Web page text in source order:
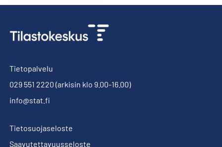
Tietopalvelu
029 551 2220 (arkisin klo 9.00-16.00)
info@stat.fi
Tietosuojaseloste
Saavutettavuusseloste